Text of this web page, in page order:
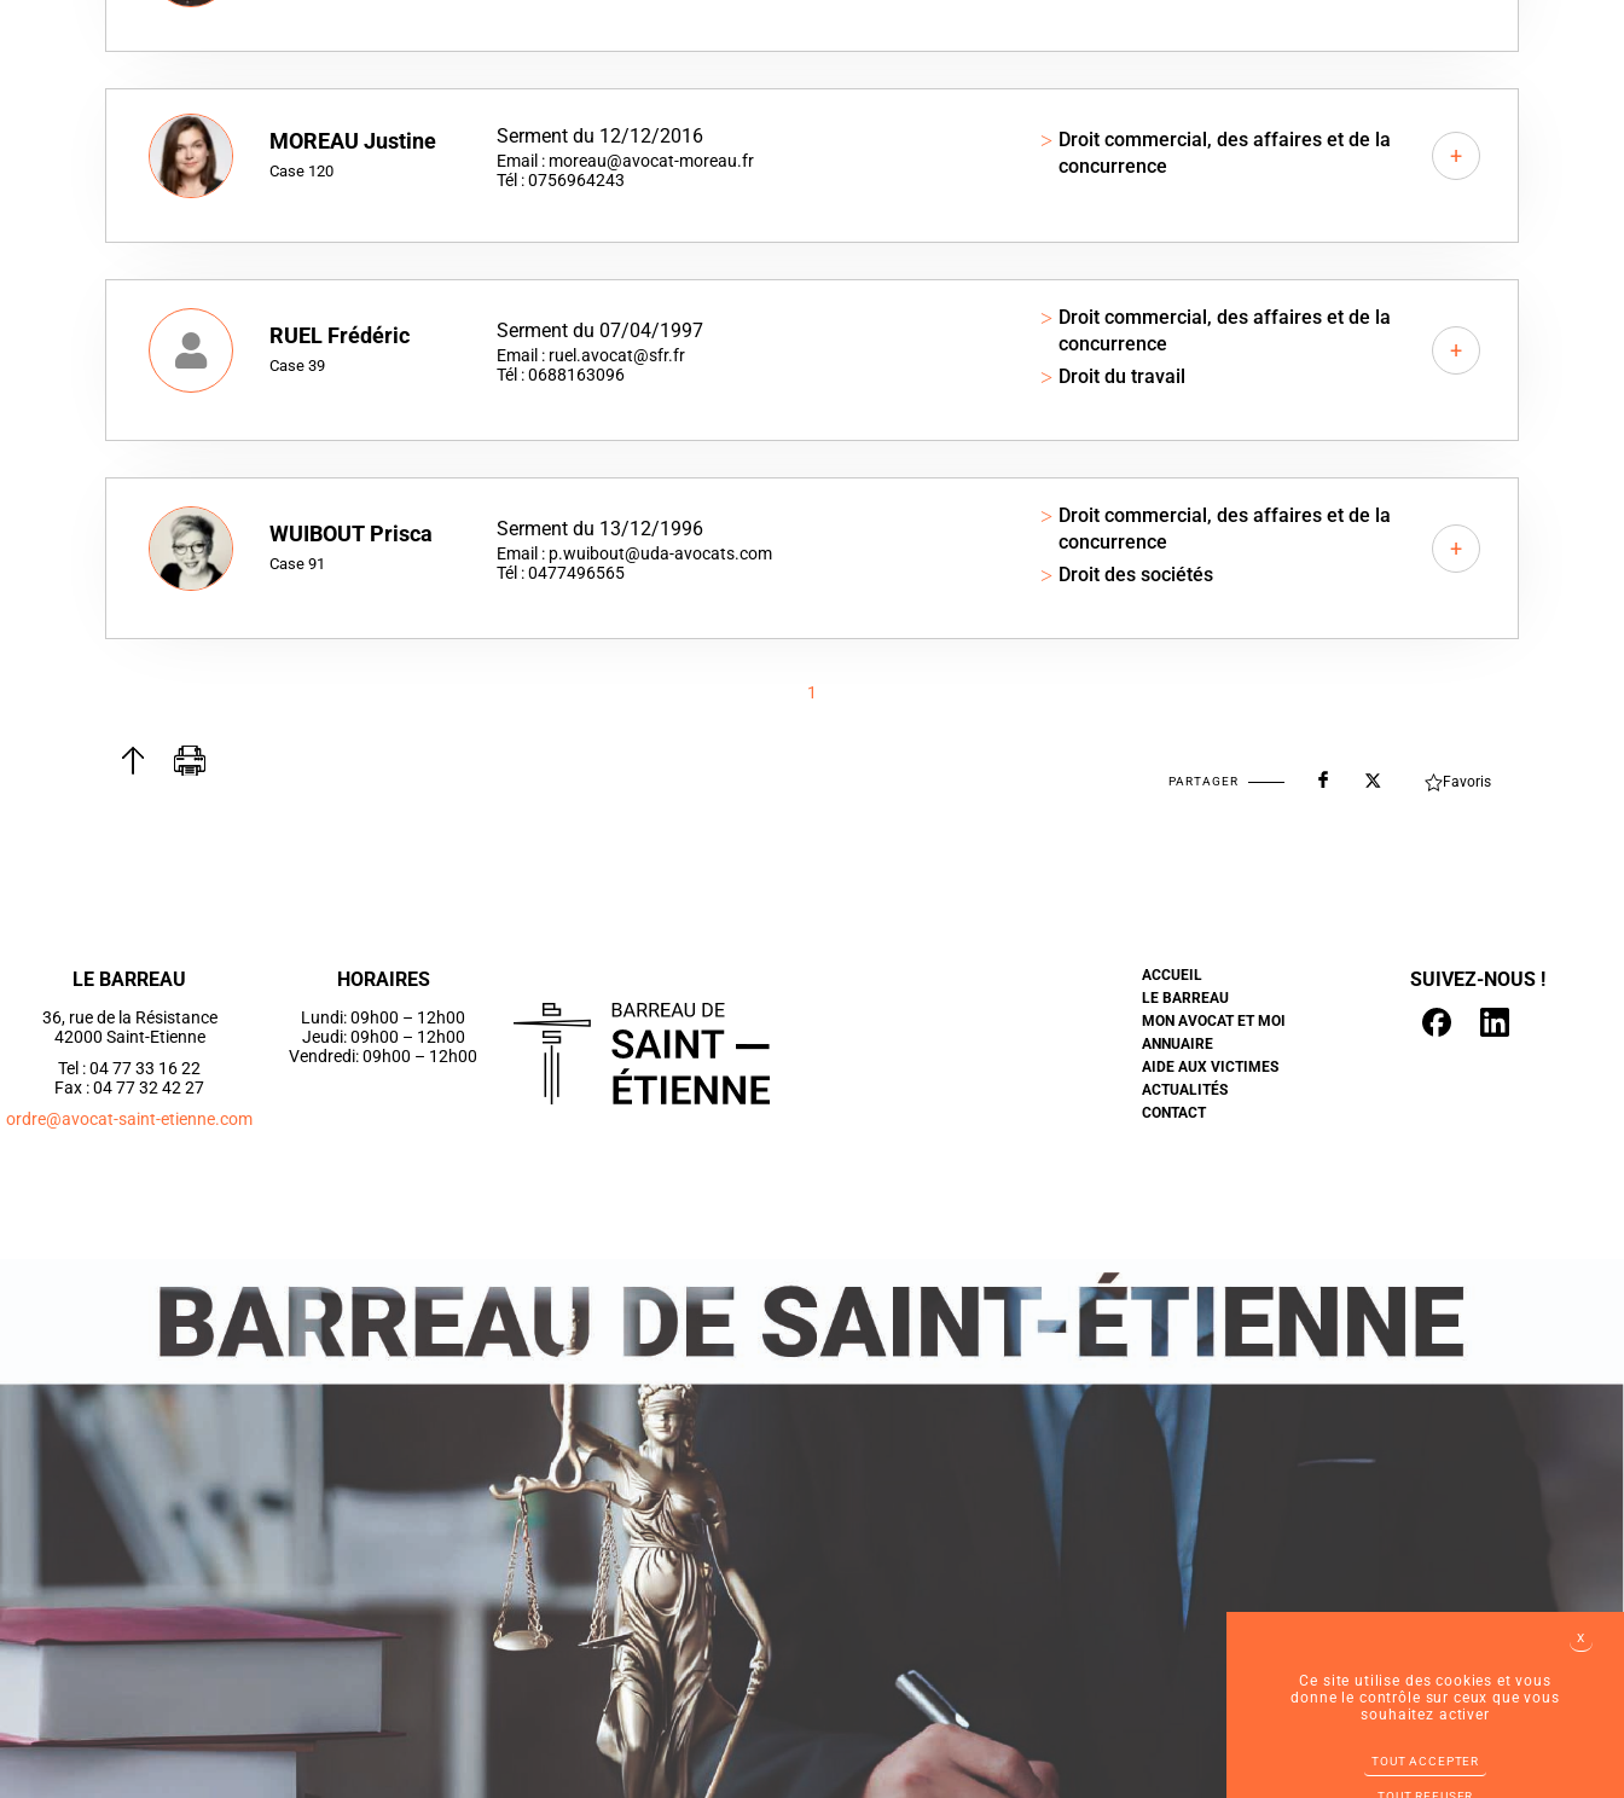
Ce site utilise des cookies et vous
donne le contrôle sur ceux que vous
souhaitez activer
TOUT ACCEPTER
X
MOREAU Justine
Case 120
Serment du 12/12/2016
Email : moreau@avocat-moreau.fr
Tél : 0756964243
Droit commercial, des affaires et de la
concurrence
+
RUEL Frédéric
Case 39
Serment du 07/04/1997
Email : ruel.avocat@sfr.fr
Tél : 0688163096
Droit commercial, des affaires et de la
concurrence
Droit du travail
+
WUIBOUT Prisca
Case 91
Serment du 13/12/1996
Email : p.wuibout@uda-avocats.com
Tél : 0477496565
Droit commercial, des affaires et de la
concurrence
Droit des sociétés
+
1
PARTAGER Favoris
LE BARREAU
36, rue de la Résistance
42000 Saint-Etienne
Tel : 04 77 33 16 22
Fax : 04 77 32 42 27
ordre@avocat-saint-etienne.com
HORAIRES
Lundi: 09h00 – 12h00
Jeudi: 09h00 – 12h00
Vendredi: 09h00 – 12h00
ACCUEIL
LE BARREAU
MON AVOCAT ET MOI
ANNUAIRE
AIDE AUX VICTIMES
ACTUALITÉS
CONTACT
SUIVEZ-NOUS !